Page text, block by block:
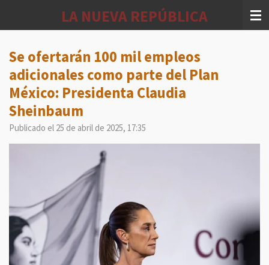
principal
LA NUEVA REPÚBLICA
Se ofertarán 100 mil empleos
adicionales como parte del Plan
México: Presidenta Claudia
Sheinbaum
Publicado el 25 de abril de 2025, 17:35